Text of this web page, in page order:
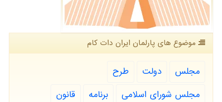
موضوع های پارلمان ایران دات كام
مجلس دولت
طرح
مجلس شورای اسلامی
برنامه
قانون